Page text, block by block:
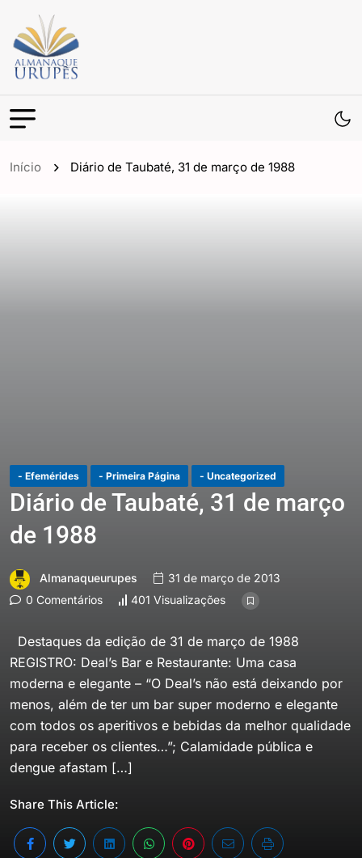
Início Diário de Taubaté, 31 de março de 1988
- Efemérides - Primeira Página - Uncategorized
Diário de Taubaté, 31 de março
de 1988
Almanaqueurupes
31 de março de 2013
0 Comentários
401 Visualizações
Destaques da edição de 31 de março de 1988
REGISTRO: Deal’s Bar e Restaurante: Uma casa
moderna e elegante – “O Deal’s não está deixando por
menos, além de ter um bar super moderno e elegante
com todos os aperitivos e bebidas da melhor qualidade
para receber os clientes…”; Calamidade pública e
dengue afastam […]
Share This Article: